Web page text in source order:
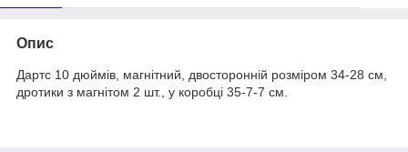
Опис
Дартс 10 дюймів, магнітний, двосторонній розміром 34-28 см,
дротики з магнітом 2 шт., у коробці 35-7-7 см.